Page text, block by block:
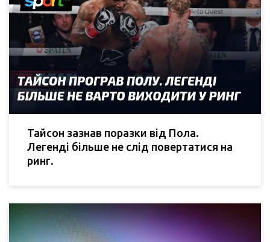
Тайсон зазнав поразки від Пола.
Легенді більше не слід повертатися на
ринг.